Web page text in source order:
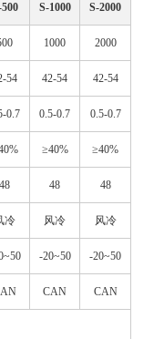
S-1000 S-2000
1000 2000
54 42-54 42-54
0.7 0.5-0.7 0.5-0.7
≥40% ≥40%
48 48 48
冷 风冷 风冷
-20~50 -20~50
CAN CAN